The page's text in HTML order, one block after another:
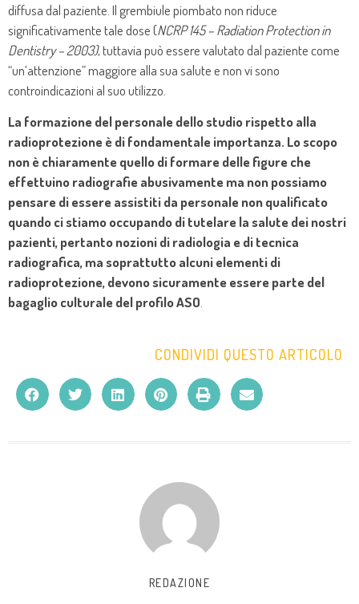
diffusa dal paziente. Il grembiule piombato non riduce
significativamente tale dose (NCRP 145 – Radiation Protection in
Dentistry – 2003), tuttavia può essere valutato dal paziente come
“un’attenzione” maggiore alla sua salute e non vi sono
controindicazioni al suo utilizzo.
La formazione del personale dello studio rispetto alla
radioprotezione è di fondamentale importanza. Lo scopo
non è chiaramente quello di formare delle figure che
effettuino radiografie abusivamente ma non possiamo
pensare di essere assistiti da personale non qualificato
quando ci stiamo occupando di tutelare la salute dei nostri
pazienti, pertanto nozioni di radiologia e di tecnica
radiografica, ma soprattutto alcuni elementi di
radioprotezione, devono sicuramente essere parte del
bagaglio culturale del profilo ASO
CONDIVIDI QUESTO ARTICOLO
REDAZIONE